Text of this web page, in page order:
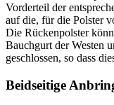
Vorderteil der
auf die, für die Polster
Die Rückenpolster
Bauchgurt der Westen
geschlossen, so dass
Beidseitige